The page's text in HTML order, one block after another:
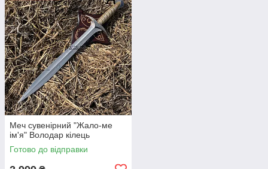
Меч сувенірний "Жало-ме
ім'я" Володар кілець
Готово до відправки